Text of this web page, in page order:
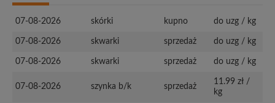
07-08-2026 skórki kupno do uzg / kg
07-08-2026 skwarki sprzedaż do uzg / kg
07-08-2026 skwarki sprzedaż do uzg / kg
07-08-2026 szynka b/k sprzedaż
11.99 zł /
kg